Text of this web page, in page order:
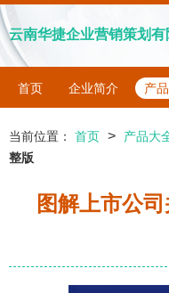
云南华捷企业营销策划有
首页 企业简介 产
当前位置： 首页 > 产品大
整版
图解上市公